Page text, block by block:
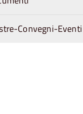
Convegni-Eventi